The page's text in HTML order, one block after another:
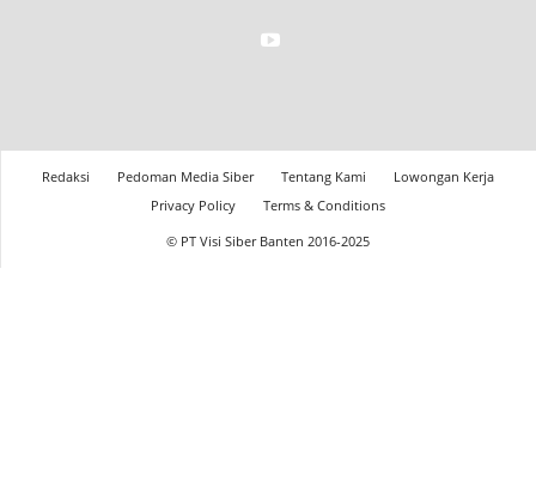
Redaksi Pedoman Media Siber Tentang Kami
Lowongan Kerja
Privacy Policy
Terms & Conditions
© PT Visi Siber Banten 2016-2025